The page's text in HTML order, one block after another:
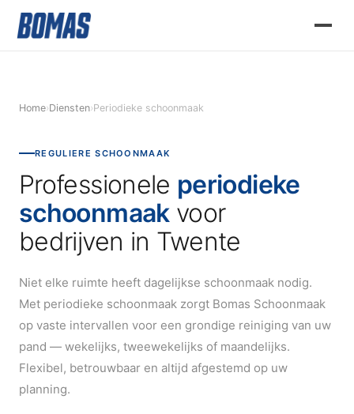
Home›Diensten›Periodieke schoonmaak
REGULIERE SCHOONMAAK
Professionele periodieke
schoonmaakvoor
bedrijven in Twente
Niet elke ruimte heeft dagelijkse schoonmaak nodig.
Met periodieke schoonmaak zorgt Bomas Schoonmaak
op vaste intervallen voor een grondige reiniging van uw
pand — wekelijks, tweewekelijks of maandelijks.
Flexibel, betrouwbaar en altijd afgestemd op uw
planning.